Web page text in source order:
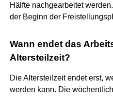
Hälfte nachgearbeitet
der Beginn der
Wann endet das
Altersteilzeit?
Die Altersteilzeit endet erst,
werden kann. Die